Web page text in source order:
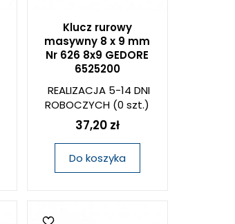
Klucz rurowy
masywny 8 x 9 mm
Nr 626 8x9 GEDORE
6525200
REALIZACJA 5-14 DNI
ROBOCZYCH (0 szt.)
37,20 zł
Do koszyka